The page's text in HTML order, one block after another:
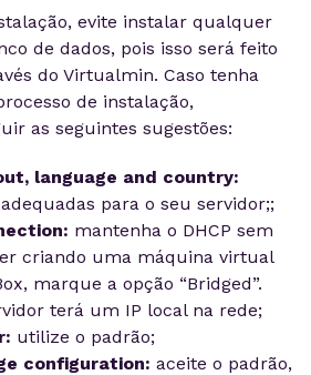
evite instalar qualquer
de dados, pois isso será feito
do Virtualmin. Caso tenha
de instalação,
as seguintes sugestões:
language and country:
para o seu servidor;;
mantenha o DHCP sem
criando uma máquina virtual
marque a opção “Bridged”.
terá um IP local na rede;
utilize o padrão;
configuration: aceite o padrão,